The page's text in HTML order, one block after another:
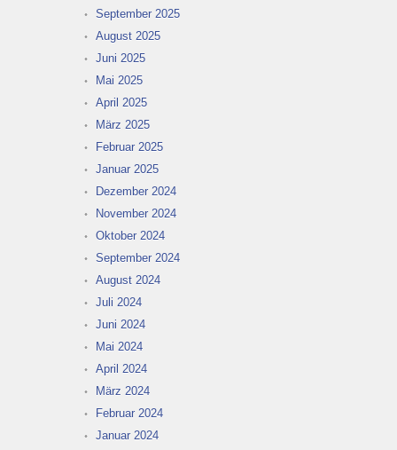
September 2025
August 2025
Juni 2025
Mai 2025
April 2025
März 2025
Februar 2025
Januar 2025
Dezember 2024
November 2024
Oktober 2024
September 2024
August 2024
Juli 2024
Juni 2024
Mai 2024
April 2024
März 2024
Februar 2024
Januar 2024